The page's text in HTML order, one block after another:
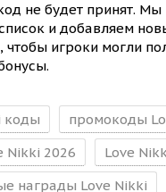
не будет принят. Мы
и добавляем
игроки могли
коды
промокоды
Nikki 2026
Love
награды Love Nikki